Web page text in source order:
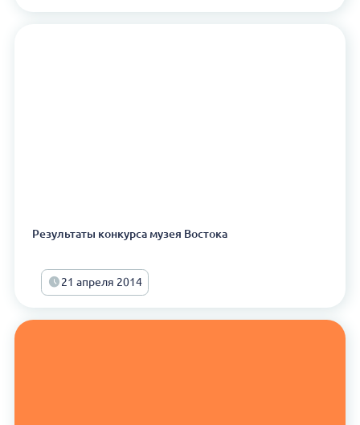
Результаты конкурса музея Востока
21 апреля 2014